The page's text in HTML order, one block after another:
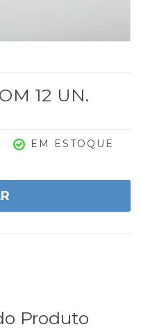
12 UN.
EM ESTOQUE
Produto